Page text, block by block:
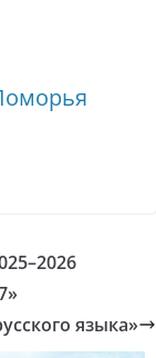
языка»